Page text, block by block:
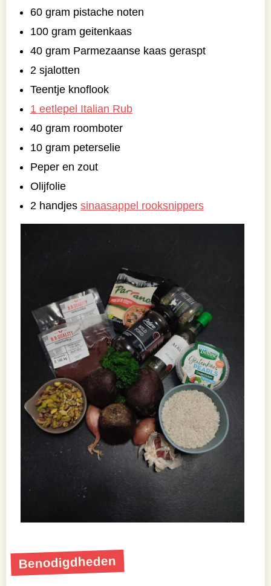
60 gram pistache noten
100 gram geitenkaas
40 gram Parmezaanse kaas geraspt
2 sjalotten
Teentje knoflook
1 eetlepel Italian Rub
40 gram roomboter
10 gram peterselie
Peper en zout
Olijfolie
2 handjes sinaasappel rooksnippers
Benodigdheden